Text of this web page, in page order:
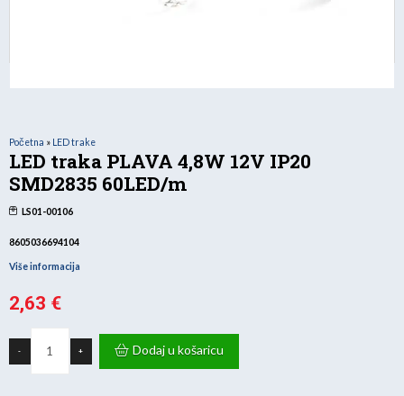
Početna » LED trake
LED traka PLAVA 4,8W 12V IP20
SMD2835 60LED/m
LS01-00106
8605036694104
Više informacija
2,63 €
-
PLAVA
4,8W
12V
+ Dodaj u košaricu